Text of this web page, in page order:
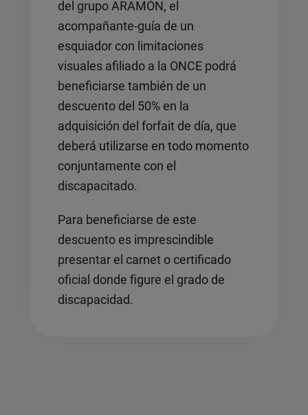
del grupo ARAMÓN, el
acompañante-guía de un
esquiador con limitaciones
visuales afiliado a la ONCE podrá
beneficiarse también de un
descuento del 50% en la
adquisición del forfait de día, que
deberá utilizarse en todo momento
conjuntamente con el
discapacitado.
Para beneficiarse de este
descuento es imprescindible
presentar el carnet o certificado
oficial donde figure el grado de
discapacidad.